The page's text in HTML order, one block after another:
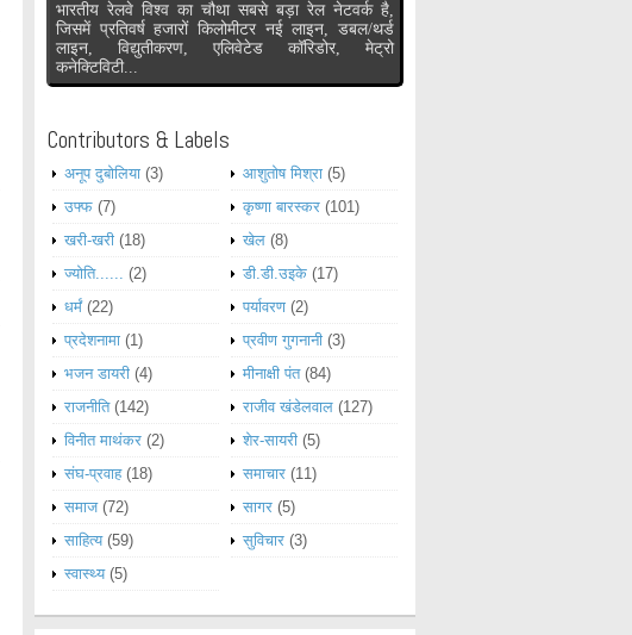
भारतीय रेलवे विश्व का चौथा सबसे बड़ा रेल नेटवर्क है,
जिसमें प्रतिवर्ष हजारों किलोमीटर नई लाइन, डबल/थर्ड
लाइन, विद्युतीकरण, एलिवेटेड कॉरिडोर, मेट्रो
कनेक्टिविटी...
Contributors & Labels
अनूप दुबोलिया (3) आशुतोष मिश्रा (5)
उफ्फ (7) कृष्णा बारस्कर (101)
खरी-खरी (18) खेल (8)
ज्योति...... (2) डी.डी.उइके (17)
धर्मं (22) पर्यावरण (2)
प्रदेशनामा (1) प्रवीण गुगनानी (3)
भजन डायरी (4) मीनाक्षी पंत (84)
राजनीति (142) राजीव खंडेलवाल (127)
विनीत माथंकर (2) शेर-सायरी (5)
संघ-प्रवाह (18) समाचार (11)
समाज (72) सागर (5)
साहित्य (59) सुविचार (3)
स्वास्थ्य (5)